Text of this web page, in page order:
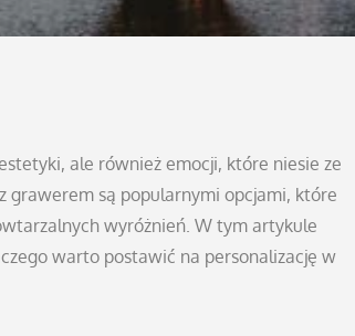
ale również emocji, które niesie ze
grawerem są popularnymi opcjami, które
wyróżnień. W tym artykule
warto postawić na personalizację w